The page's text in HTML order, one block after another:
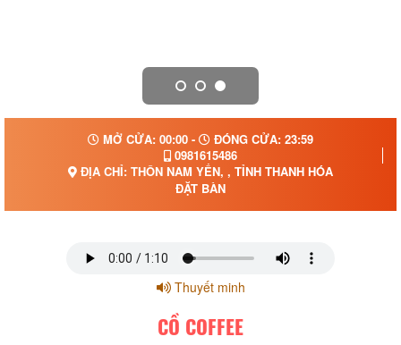
MỞ CỬA: 00:00 -
ĐÓNG CỬA: 23:59
0981615486
ĐỊA CHỈ: THÔN NAM YẾN, , TỈNH THANH HÓA
ĐẶT BÀN
Thuyết minh
CỒ COFFEE